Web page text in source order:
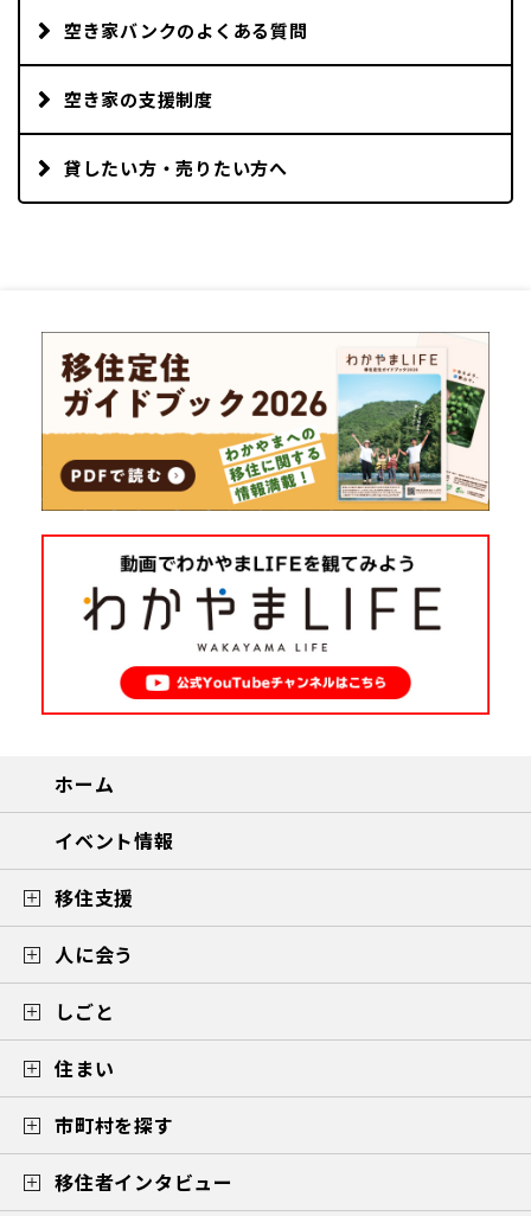
空き家バンクのよくある質問
空き家の支援制度
貸したい方・売りたい方へ
ホーム
イベント情報
移住支援
人に会う
しごと
住まい
市町村を探す
移住者インタビュー